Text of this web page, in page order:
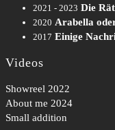
2021 - 2023 Die
2020 Arabella
2017 Einige
Videos
Showreel 2022
About me 2024
Small addition